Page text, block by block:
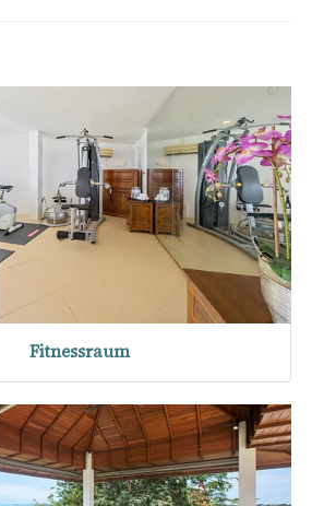
Fitnessraum